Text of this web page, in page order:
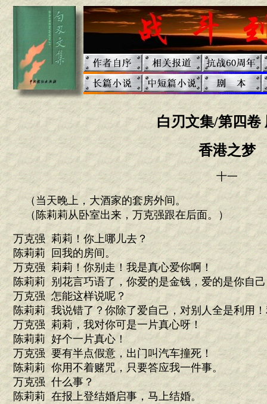
白刃文集/第四卷
香港之梦
十一
（当天晚上，大酒家的套房外间。
（陈莉莉从卧室出来，万克强跟在后面。）
万克强 莉莉！你上哪儿去？
陈莉莉 回我的房间。
万克强 莉莉！你别走！我是真心爱你啊！
陈莉莉 别花言巧语了，你爱的是金钱，爱的是你自
万克强 怎能这样说呢？
陈莉莉 我说错了？你除了爱自己，对别人全是利用
万克强 莉莉，我对你可是一片真心呀！
陈莉莉 好个一片真心！
万克强 要有半点假意，出门叫汽车撞死！
陈莉莉 你用不着赌咒，只要答应我一件事。
万克强 什么事？
陈莉莉 在报上登结婚启事，马上结婚。